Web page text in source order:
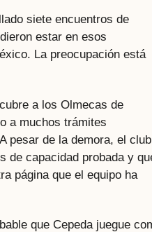
siete encuentros de
estar en esos
La preocupación está
a los Olmecas de
a muchos trámites
pesar de la demora, el club
de capacidad probada y
página que el equipo ha
que Cepeda juegue